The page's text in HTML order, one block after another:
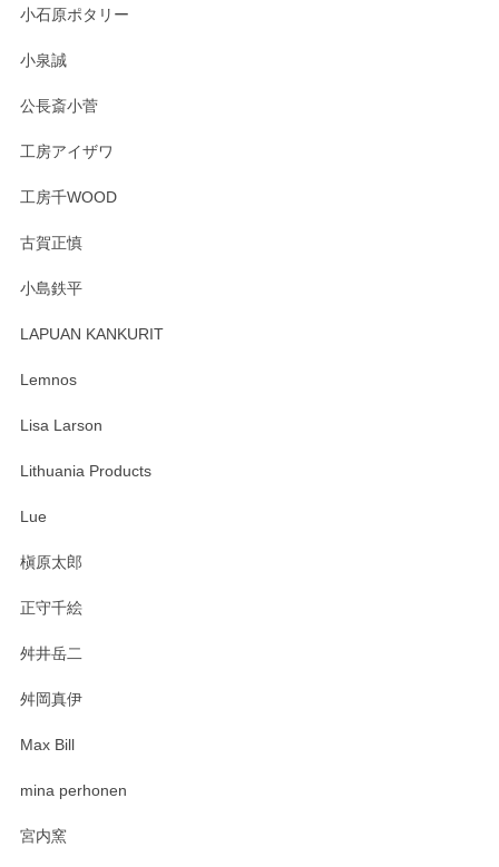
す。 素敵な湯呑みでとても気に入りました。 発送も早く、
たm(_)m
います。無事に届いたようで安心いたしまし
小石原ポタリー
小泉誠
公長斎小菅
工房アイザワ
工房千WOOD
古賀正慎
小島鉄平
LAPUAN KANKURIT
Lemnos
Lisa Larson
Lithuania Products
Lue
槇原太郎
正守千絵
舛井岳二
舛岡真伊
Max Bill
mina perhonen
宮内窯